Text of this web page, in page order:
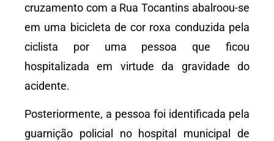
cruzamento com a Rua Tocantins abalroou-se
em uma bicicleta de cor roxa conduzida pela
ciclista por uma pessoa que ficou
hospitalizada em virtude da gravidade do
acidente.
Posteriormente, a pessoa foi identificada pela
guarnição policial no hospital municipal de